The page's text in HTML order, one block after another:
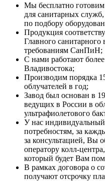
Мы бесплатно
для санитарных
по подбору
Продукция
Главного
требованиям СанПиН;
С нами работают
Владивостока;
Производим порядка
облучателей в год;
Завод был основан в
ведущих в России в
ультрафиолетового
У нас
потребностям, за
за консультацией, Вы
оператору колл-
который будет Вам
В рамках договора о
получают отсрочку